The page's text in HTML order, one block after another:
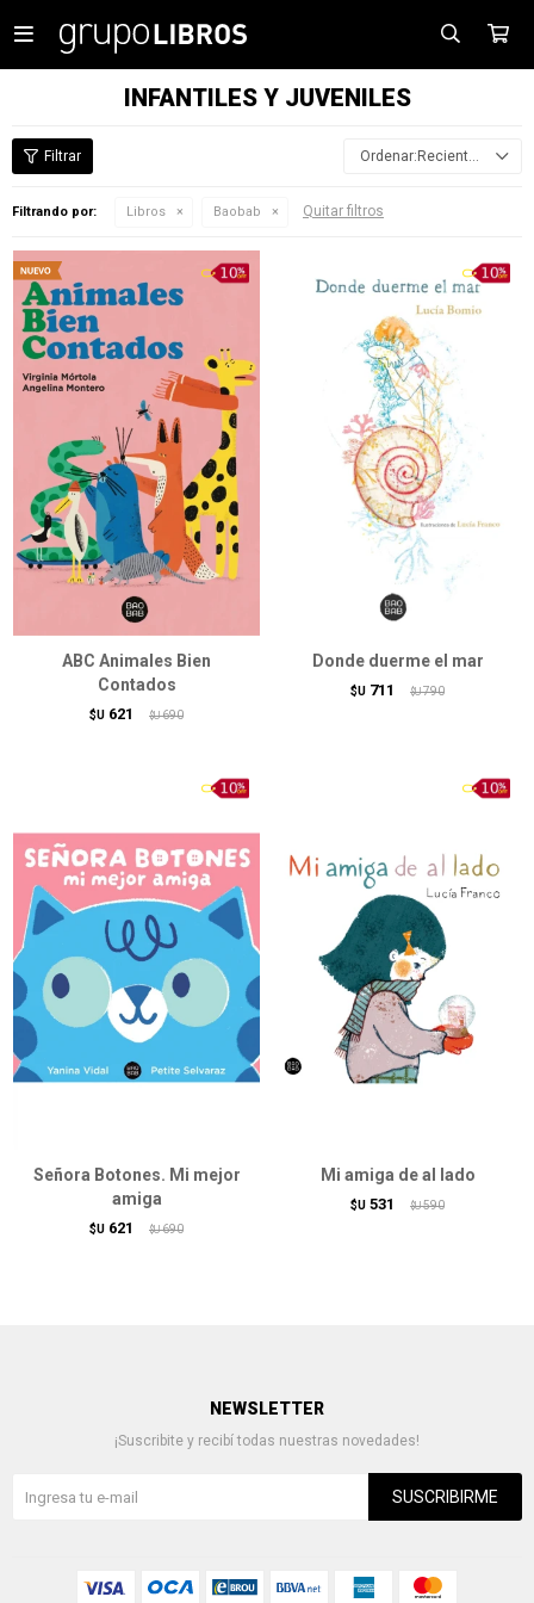

INFANTILES Y JUVENILES
Recientes
Filtrando por: Libros Baobab Quitar filtros
ABC Animales Bien
Contados
$U 621 $U 690
Donde duerme el mar
$U 711 $U 790
Señora Botones. Mi mejor
amiga
$U 621 $U 690
Mi amiga de al lado
$U 531 $U 590
NEWSLETTER
¡Suscribite y recibí todas nuestras novedades!
SUSCRIBIRME